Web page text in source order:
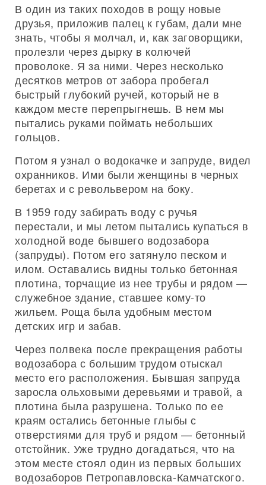
В один из таких походов в рощу новые
друзья, приложив палец к губам, дали мне
знать, чтобы я молчал, и, как заговорщики,
пролезли через дырку в колючей
проволоке. Я за ними. Через несколько
десятков метров от забора пробегал
быстрый глубокий ручей, который не в
каждом месте перепрыгнешь. В нем мы
пытались руками поймать небольших
гольцов.
Потом я узнал о водокачке и запруде, видел
охранников. Ими были женщины в черных
беретах и с револьвером на боку.
В 1959 году забирать воду с ручья
перестали, и мы летом пытались купаться в
холодной воде бывшего водозабора
(запруды). Потом его затянуло песком и
илом. Оставались видны только бетонная
плотина, торчащие из нее трубы и рядом —
служебное здание, ставшее кому-то
жильем. Роща была удобным местом
детских игр и забав.
Через полвека после прекращения работы
водозабора с большим трудом отыскал
место его расположения. Бывшая запруда
заросла ольховыми деревьями и травой, а
плотина была разрушена. Только по ее
краям остались бетонные глыбы с
отверстиями для труб и рядом — бетонный
отстойник. Уже трудно догадаться, что на
этом месте стоял один из первых больших
водозаборов Петропавловска-Камчатского.